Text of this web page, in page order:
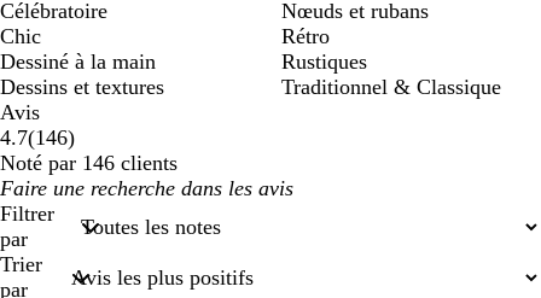
Célébratoire
Chic
Dessiné à la main
Dessins et textures
Nœuds et rubans
Rétro
Rustiques
Traditionnel & Classique
Avis
4.7(146146
avis
)
Noté par 146 clients
Mes
saisies
de
recherche
Filtrer
par
Trier
par